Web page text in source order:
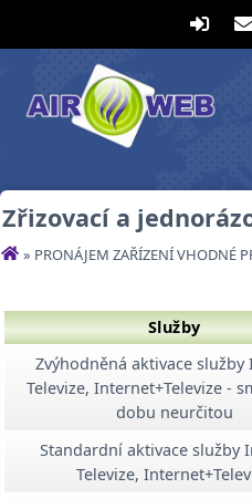
Zřizovací a
DOMŮ
» PRONÁJEM ZAŘÍZENÍ VHODNÉ
Služby
Zvýhodněná aktivace služby
Televize, Internet+Televize -
dobu neurčitou
Standardní aktivace služby
Televize,